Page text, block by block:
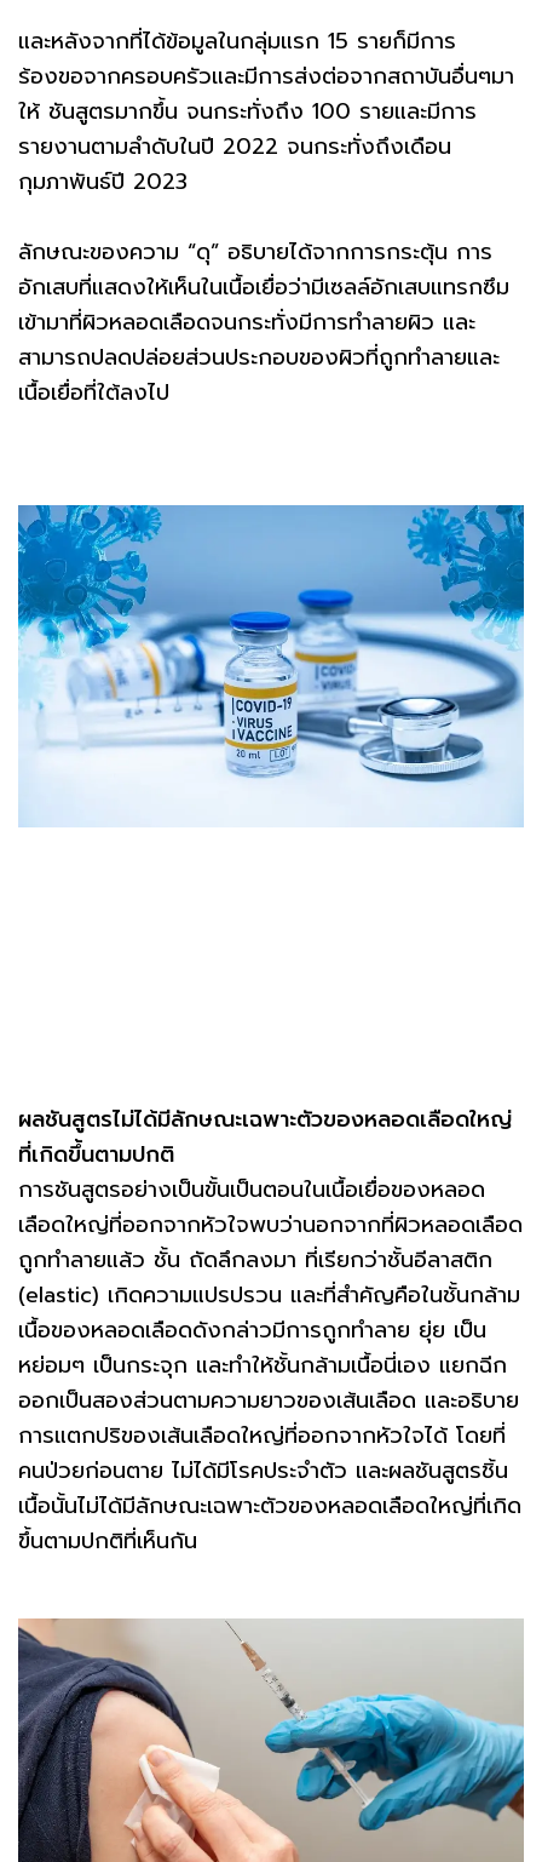
และหลังจากที่ได้ข้อมูลในกลุ่มแรก 15 รายก็มีการ
ร้องขอจากครอบครัวและมีการส่งต่อจากสถาบันอื่นๆมา
ให้ ชันสูตรมากขึ้น จนกระทั่งถึง 100 รายและมีการ
รายงานตามลำดับในปี 2022 จนกระทั่งถึงเดือน
กุมภาพันธ์ปี 2023
ลักษณะของความ “ดุ” อธิบายได้จากการกระตุ้น การ
อักเสบที่แสดงให้เห็นในเนื้อเยื่อว่ามีเซลล์อักเสบแทรกซึม
เข้ามาที่ผิวหลอดเลือดจนกระทั่งมีการทำลายผิว และ
สามารถปลดปล่อยส่วนประกอบของผิวที่ถูกทำลายและ
เนื้อเยื่อที่ใต้ลงไป
ผลชันสูตรไม่ได้มีลักษณะเฉพาะตัวของหลอดเลือดใหญ่
ที่เกิดขึ้นตามปกติ
การชันสูตรอย่างเป็นขั้นเป็นตอนในเนื้อเยื่อของหลอด
เลือดใหญ่ที่ออกจากหัวใจพบว่านอกจากที่ผิวหลอดเลือด
ถูกทำลายแล้ว ชั้น ถัดลึกลงมา ที่เรียกว่าชั้นอีลาสติก
(elastic) เกิดความแปรปรวน และที่สำคัญคือในชั้นกล้าม
เนื้อของหลอดเลือดดังกล่าวมีการถูกทำลาย ยุ่ย เป็น
หย่อมๆ เป็นกระจุก และทำให้ชั้นกล้ามเนื้อนี่เอง แยกฉีก
ออกเป็นสองส่วนตามความยาวของเส้นเลือด และอธิบาย
การแตกปริของเส้นเลือดใหญ่ที่ออกจากหัวใจได้ โดยที่
คนป่วยก่อนตาย ไม่ได้มีโรคประจำตัว และผลชันสูตรชิ้น
เนื้อนั้นไม่ได้มีลักษณะเฉพาะตัวของหลอดเลือดใหญ่ที่เกิด
ขึ้นตามปกติที่เห็นกัน